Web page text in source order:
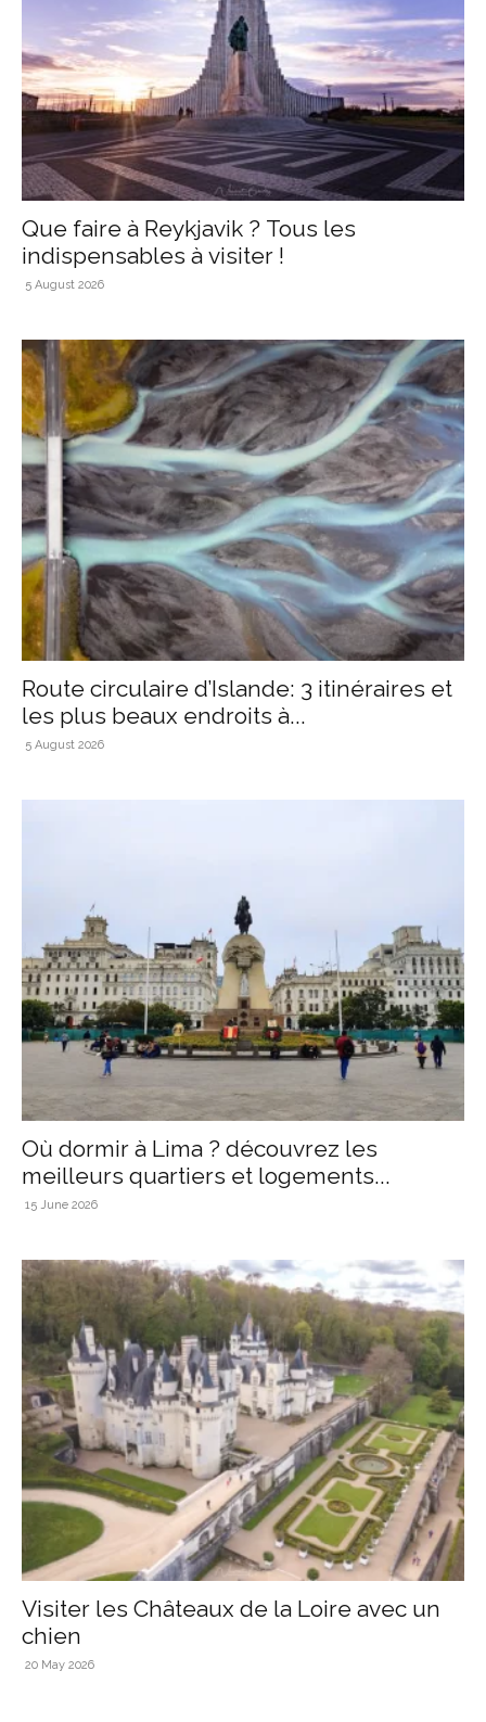
Que faire à Reykjavik ? Tous les
indispensables à visiter !
5 August 2026
Route circulaire d’Islande: 3 itinéraires et
les plus beaux endroits à...
5 August 2026
Où dormir à Lima ? découvrez les
meilleurs quartiers et logements...
15 June 2026
Visiter les Châteaux de la Loire avec un
chien
20 May 2026